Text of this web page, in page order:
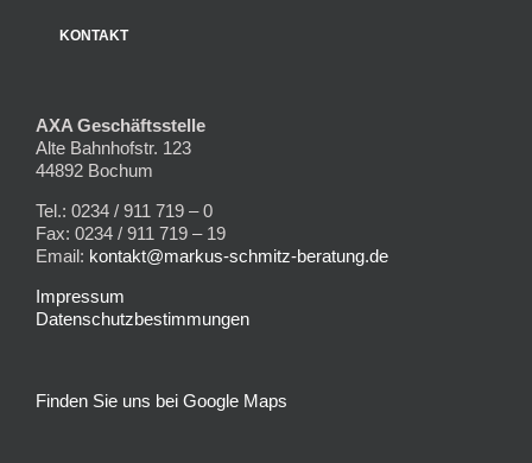
KONTAKT
AXA Geschäftsstelle
Alte Bahnhofstr. 123
44892 Bochum
Tel.: 0234 / 911 719 – 0
Fax: 0234 / 911 719 – 19
Email: kontakt@markus-schmitz-beratung.de
Impressum
Datenschutzbestimmungen
Finden Sie uns bei Google Maps